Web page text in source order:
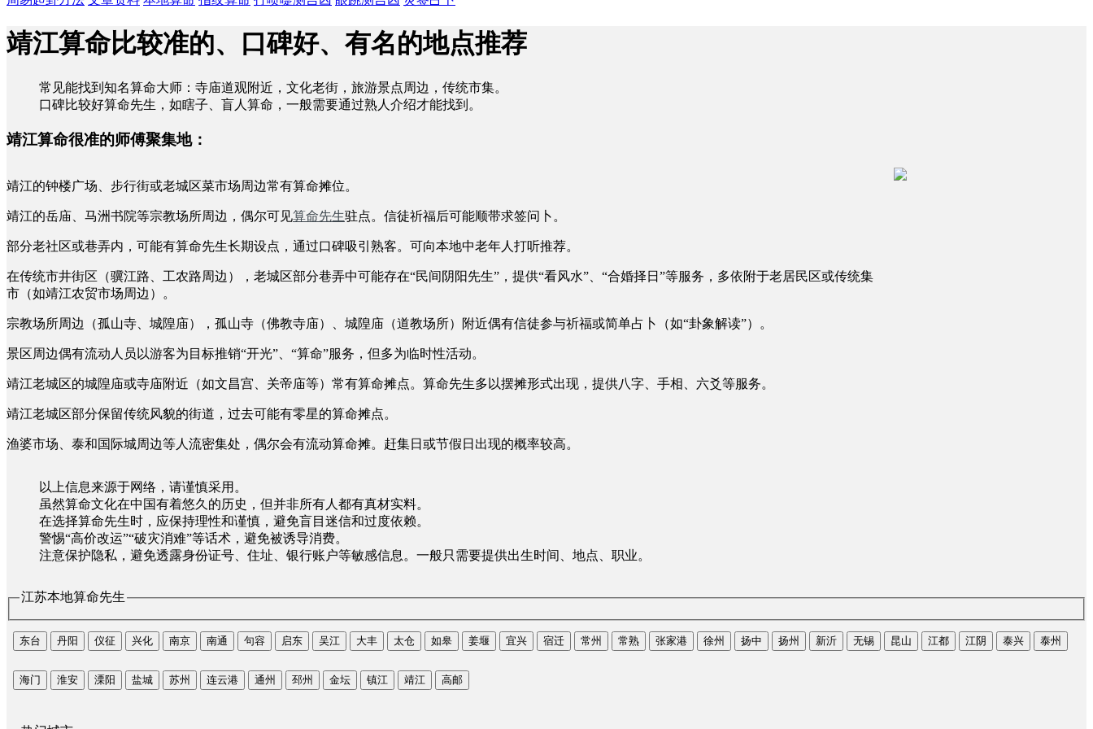
靖江算命比较准的、口碑好、有名的地点推荐
常见能找到知名算命大师：寺庙道观附近，文化老街，旅游景点周边，传统市集。
口碑比较好算命先生，如瞎子、盲人算命，一般需要通过熟人介绍才能找到。
靖江算命很准的师傅聚集地：
靖江的钟楼广场、步行街或老城区菜市场周边常有算命摊位。
靖江的岳庙、马洲书院等宗教场所周边，偶尔可见算命先生驻点。信徒祈福后可能顺带求签问卜。
部分老社区或巷弄内，可能有算命先生长期设点，通过口碑吸引熟客。可向本地中老年人打听推荐。
在传统市井街区（骥江路、工农路周边），老城区部分巷弄中可能存在“民间阴阳先生”，提供“看风水”、“合婚择日”等服务，多依附于老居民区或传统集
市（如靖江农贸市场周边）。
宗教场所周边（孤山寺、城隍庙），孤山寺（佛教寺庙）、城隍庙（道教场所）附近偶有信徒参与祈福或简单占卜（如“卦象解读”）。
景区周边偶有流动人员以游客为目标推销“开光”、“算命”服务，但多为临时性活动。
靖江老城区的城隍庙或寺庙附近（如文昌宫、关帝庙等）常有算命摊点。算命先生多以摆摊形式出现，提供八字、手相、六爻等服务。
靖江老城区部分保留传统风貌的街道，过去可能有零星的算命摊点。
渔婆市场、泰和国际城周边等人流密集处，偶尔会有流动算命摊。赶集日或节假日出现的概率较高。
以上信息来源于网络，请谨慎采用。
虽然算命文化在中国有着悠久的历史，但并非所有人都有真材实料。
在选择算命先生时，应保持理性和谨慎，避免盲目迷信和过度依赖。
警惕“高价改运”“破灾消难”等话术，避免被诱导消费。
注意保护隐私，避免透露身份证号、住址、银行账户等敏感信息。一般只需要提供出生时间、地点、职业。
江苏本地算命先生
东台 丹阳 仪征 兴化 南京 南通 句容 启东 吴江 大丰 太仓 如皋 姜堰 宜兴 宿迁 常州 常熟 张家港 徐州 扬中 扬州 新沂 无锡 昆山 江都 江阴 泰兴 泰州
海门 淮安 溧阳 盐城 苏州 连云港 通州 邳州 金坛 镇江 靖江 高邮